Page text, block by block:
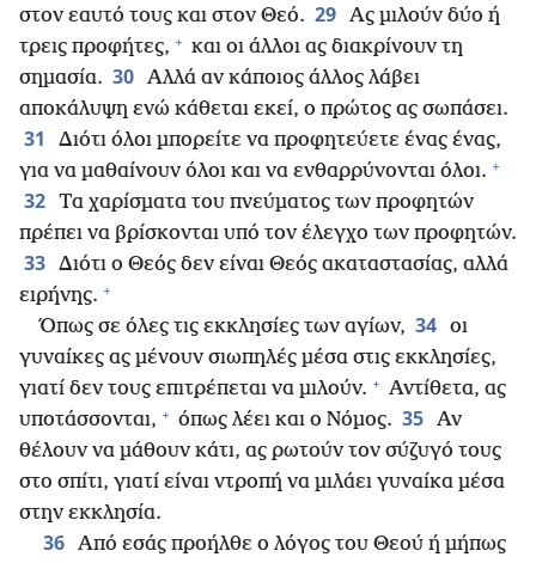
στον εαυτό τους και στον Θεό. 29 Ας μιλούν δύο ή
τρεις προφήτες, + και οι άλλοι ας διακρίνουν τη
σημασία. 30 Αλλά αν κάποιος άλλος λάβει
αποκάλυψη ενώ κάθεται εκεί, ο πρώτος ας σωπάσει.
31
Διότι όλοι μπορείτε να προφητεύετε ένας ένας,
για να μαθαίνουν όλοι και να ενθαρρύνονται όλοι. +
32 Τα χαρίσματα του πνεύματος των προφητών
πρέπει να βρίσκονται υπό τον έλεγχο των προφητών.
33 Διότι ο Θεός δεν είναι Θεός ακαταστασίας, αλλά
ειρήνης. +
Όπως σε όλες τις εκκλησίες των αγίων, 34 οι
γυναίκες ας μένουν σιωπηλές μέσα στις εκκλησίες,
γιατί δεν τους επιτρέπεται να μιλούν. + Αντίθετα, ας
υποτάσσονται, + όπως λέει και ο Νόμος. 35 Αν
θέλουν να μάθουν κάτι, ας ρωτούν τον σύζυγό τους
στο σπίτι, γιατί είναι ντροπή να μιλάει γυναίκα μέσα
στην εκκλησία.
36 Από εσάς προήλθε ο λόγος του Θεού ή μήπως